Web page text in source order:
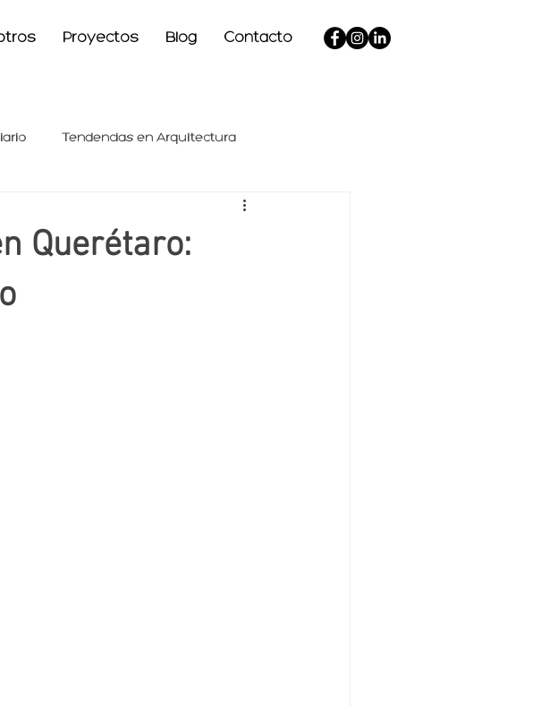
Proyectos Blog Contacto
Tendencias en Arquitectura
Querétaro: